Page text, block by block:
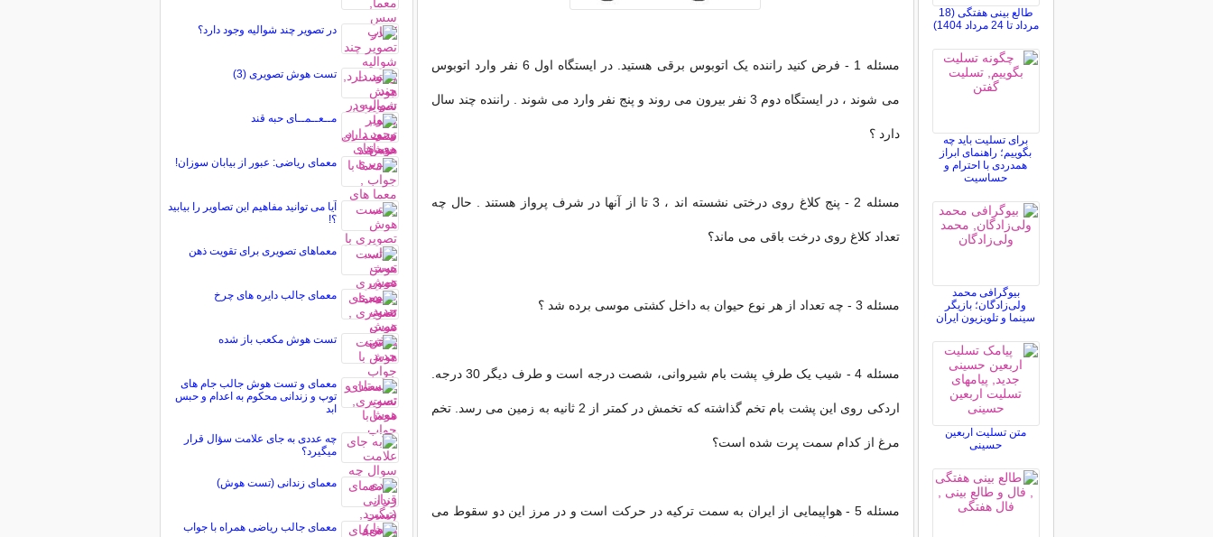
مسئله 1 - فرض کنید راننده یک اتوبوس برقی هستید. در ایستگاه اول 6 نفر وارد اتوبوس
می شوند ، در ایستگاه دوم 3 نفر بیرون می روند و پنج نفر وارد می شوند . راننده چند سال
دارد ؟
مسئله 2 - پنج کلاغ روی درختی نشسته اند ، 3 تا از آنها در شرف پرواز هستند . حال چه
تعداد کلاغ روی درخت باقی می ماند؟
مسئله 3 - چه تعداد از هر نوع حیوان به داخل کشتی موسی برده شد ؟
مسئله 4 - شیب یک طرفِ پشت بام شیروانی، شصت درجه است و طرف دیگر 30 درجه.
اردکی روی این پشت بام تخم گذاشته که تخمش در کمتر از 2 ثانیه به زمین می رسد. تخم
مرغ از کدام سمت پرت شده است؟
مسئله 5 - هواپیمایی از ایران به سمت ترکیه در حرکت است و در مرز این دو سقوط می
طالع بینی هفتگی (18
مرداد تا 24 مرداد 1404)
برای تسلیت باید چه
بگوییم؛ راهنمای ابراز
همدردی با احترام و
حساسیت
بیوگرافی محمد
ولی‌زادگان؛ بازیگر
سینما و تلویزیون ایران
متن تسلیت اربعین
حسینی
در تصویر چند شوالیه وجود دارد؟
تست هوش تصویری (3)
مــعــمــای حبه قند
معمای ریاضی: عبور از بیابان سوزان!
آیا می توانید مفاهیم این تصاویر را بیابید
؟!
معماهای تصویری برای تقویت ذهن
معمای جالب دایره های چرخ
تست هوش مکعب باز شده
معمای و تست هوش جالب جام های
توپ و زندانی محکوم به اعدام و حبس
ابد
چه عددی به جای علامت سؤال قرار
میگیرد؟
معمای زندانی (تست هوش)
معمای جالب ریاضی همراه با جواب